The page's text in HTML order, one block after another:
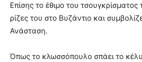
Επίσης το έθιμο του
ρίζες του στο Βυζάντιο και
Ανάσταση.
Όπως το κλωσσόπουλο σπάει το